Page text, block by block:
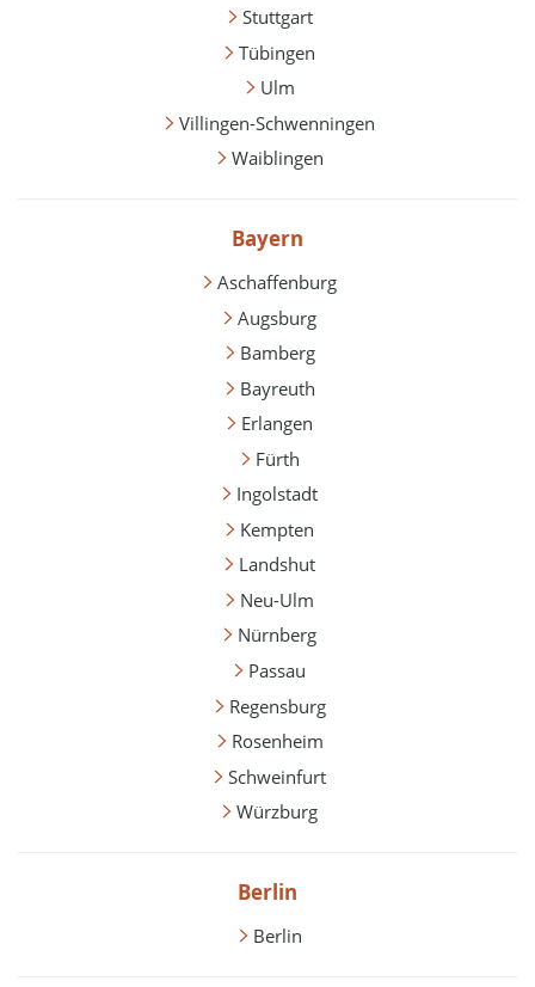
Stuttgart
Tübingen
Ulm
Villingen-Schwenningen
Waiblingen
Bayern
Aschaffenburg
Augsburg
Bamberg
Bayreuth
Erlangen
Fürth
Ingolstadt
Kempten
Landshut
Neu-Ulm
Nürnberg
Passau
Regensburg
Rosenheim
Schweinfurt
Würzburg
Berlin
Berlin